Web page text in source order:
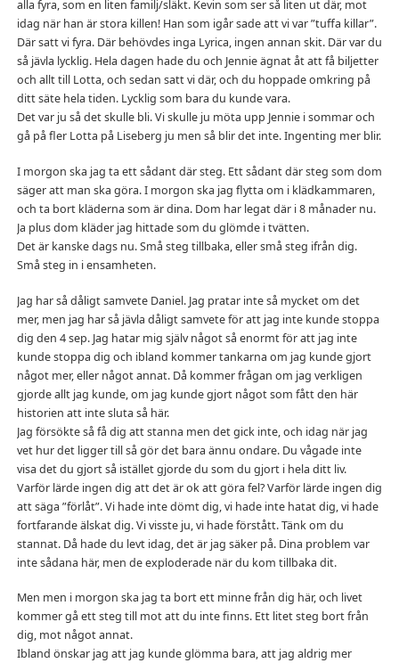
alla fyra, som en liten familj/släkt. Kevin som ser så liten ut där, mot
idag när han är stora killen! Han som igår sade att vi var ”tuffa killar”.
Där satt vi fyra. Där behövdes inga Lyrica, ingen annan skit. Där var du
så jävla lycklig. Hela dagen hade du och Jennie ägnat åt att få biljetter
och allt till Lotta, och sedan satt vi där, och du hoppade omkring på
ditt säte hela tiden. Lycklig som bara du kunde vara.
Det var ju så det skulle bli. Vi skulle ju möta upp Jennie i sommar och
gå på fler Lotta på Liseberg ju men så blir det inte. Ingenting mer blir.
I morgon ska jag ta ett sådant där steg. Ett sådant där steg som dom
säger att man ska göra. I morgon ska jag flytta om i klädkammaren,
och ta bort kläderna som är dina. Dom har legat där i 8 månader nu.
Ja plus dom kläder jag hittade som du glömde i tvätten.
Det är kanske dags nu. Små steg tillbaka, eller små steg ifrån dig.
Små steg in i ensamheten.
Jag har så dåligt samvete Daniel. Jag pratar inte så mycket om det
mer, men jag har så jävla dåligt samvete för att jag inte kunde stoppa
dig den 4 sep. Jag hatar mig själv något så enormt för att jag inte
kunde stoppa dig och ibland kommer tankarna om jag kunde gjort
något mer, eller något annat. Då kommer frågan om jag verkligen
gjorde allt jag kunde, om jag kunde gjort något som fått den här
historien att inte sluta så här.
Jag försökte så få dig att stanna men det gick inte, och idag när jag
vet hur det ligger till så gör det bara ännu ondare. Du vågade inte
visa det du gjort så istället gjorde du som du gjort i hela ditt liv.
Varför lärde ingen dig att det är ok att göra fel? Varför lärde ingen dig
att säga ”förlåt”. Vi hade inte dömt dig, vi hade inte hatat dig, vi hade
fortfarande älskat dig. Vi visste ju, vi hade förstått. Tänk om du
stannat. Då hade du levt idag, det är jag säker på. Dina problem var
inte sådana här, men de exploderade när du kom tillbaka dit.
Men men i morgon ska jag ta bort ett minne från dig här, och livet
kommer gå ett steg till mot att du inte finns. Ett litet steg bort från
dig, mot något annat.
Ibland önskar jag att jag kunde glömma bara, att jag aldrig mer